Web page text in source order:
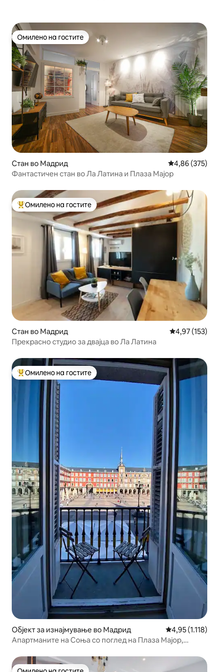
Омилено на гостите
Омилено на гостите
Стан во Мадрид Просечна
4,86 (375)
Фантастичен стан во Ла Латина и Плаза Мајор
Меѓу најуспешните „Омилени на гостите“
Омилено на гостите
Стан во Мадрид Просечна
4,97 (153)
Прекрасно студио за двајца во Ла Латина
Меѓу најуспешните „Омилени на гостите“
Омилено на гостите
Објект за изнајмување во Мадрид Просечна
4,95 (1.118)
Апартманите на Соња со поглед на Плаза Мајор,